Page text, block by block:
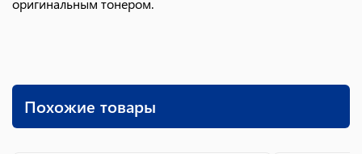
оригинальным тонером.
Похожие товары